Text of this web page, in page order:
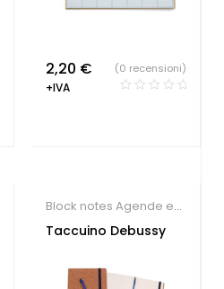
2,20 €
+IVA
(0 recensioni)
Block notes Agende e
Calendari ecologici
Taccuino Debussy